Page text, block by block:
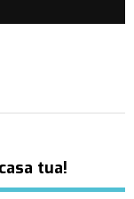
tua!